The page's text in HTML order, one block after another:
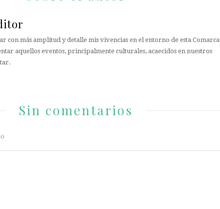
con más amplitud y detalle mis vivencias en el entorno de esta Comarca
aquellos eventos, principalmente culturales, acaecidos en nuestros
Sin comentarios